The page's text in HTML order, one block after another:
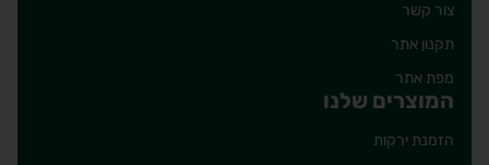
צור קשר
תקנון אתר
מפת אתר
המוצרים שלנו
הזמנת ירקות